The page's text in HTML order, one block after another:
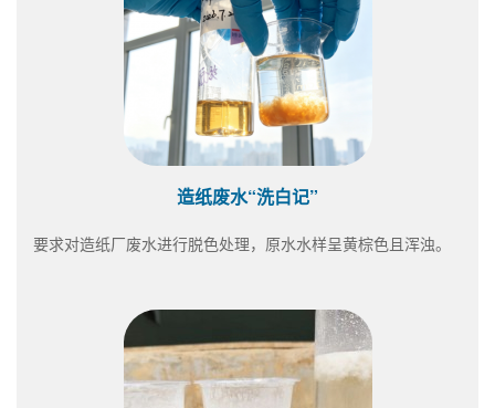
造纸废水“洗白记”
要求对造纸厂废水进行脱色处理，原水水样呈黄棕色且浑浊。